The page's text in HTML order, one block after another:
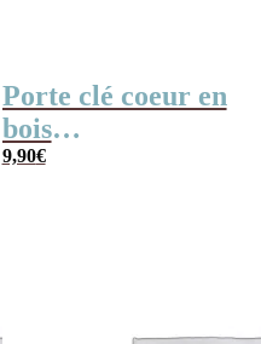
Porte clé coeur en
bois
personnalisable –
9,90€